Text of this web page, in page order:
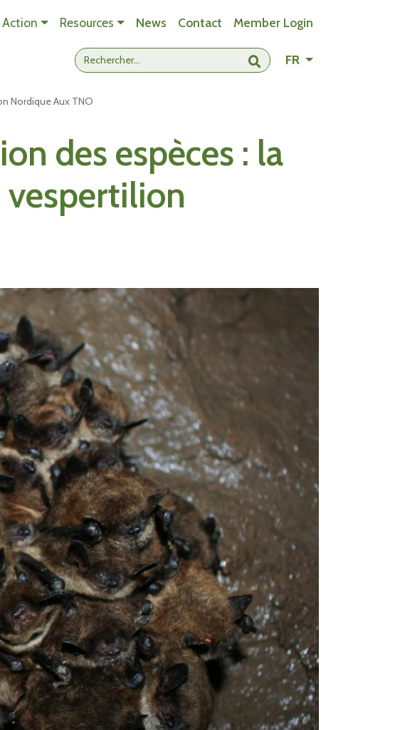
Submit search
FR- Change
Action Resources News Contact Member Login
Nordique Aux TNO
des espèces : la